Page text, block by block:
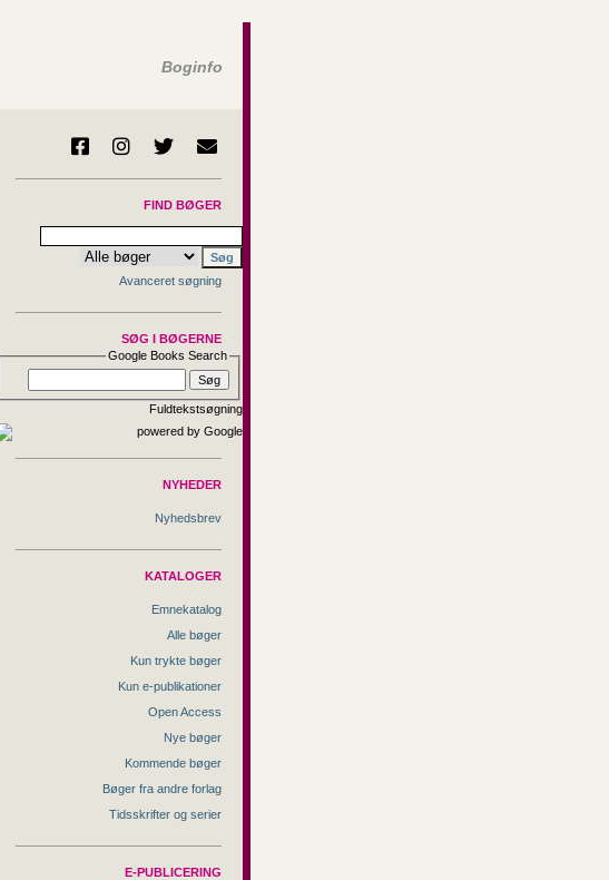
Boginfo
FIND BØGER
Avanceret søgning
SØG I BØGERNE
Google Books Search
Fuldtekstsøgning
NYHEDER
Nyhedsbrev
KATALOGER
Emnekatalog
Alle bøger
Kun trykte bøger
Kun e-publikationer
Open Access
Nye bøger
Kommende bøger
Bøger fra andre forlag
Tidsskrifter og serier
E-PUBLICERING